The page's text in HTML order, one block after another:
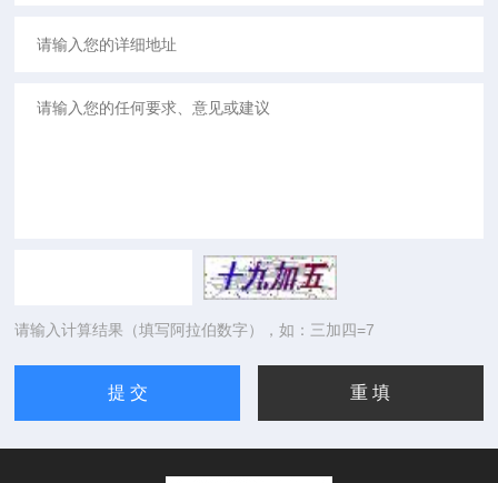
请输入计算结果（填写阿拉伯数字），如：三加四=7